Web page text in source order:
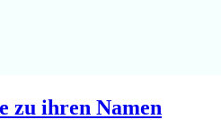
zu ihren Namen